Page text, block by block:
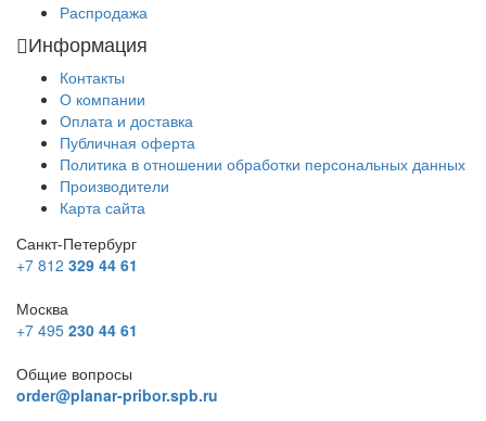
Распродажа
Информация
Контакты
О компании
Оплата и доставка
Публичная оферта
Политика в отношении обработки персональных данных
Производители
Карта сайта
Санкт-Петербург
+7 812 329 44 61
Москва
+7 495 230 44 61
Общие вопросы
order@planar-pribor.spb.ru